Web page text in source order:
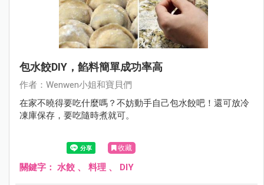
包水餃DIY，餡料簡單成功率高
作者：Wenwen小姐和寶貝們
在家不曉得要吃什麼嗎？不妨動手自己包水餃吧！還可放冷
凍庫保存，要吃隨時煮就可。
收藏
關鍵字： 水餃 、 料理 、 DIY